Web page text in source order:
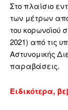
Στο πλαίσιο
των μέτρων
του κορωνοϊού
2021) από τις
Αστυνομικής
παραβάσεις.
Ειδικότερα,